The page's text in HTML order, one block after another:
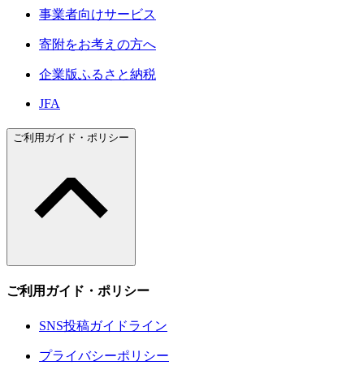
事業者向けサービス
寄附をお考えの方へ
企業版ふるさと納税
JFA
ご利用ガイド・ポリシー
ご利用ガイド・ポリシー
SNS投稿ガイドライン
プライバシーポリシー